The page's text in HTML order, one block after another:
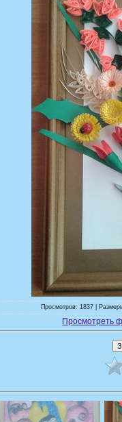
Просмотров: 1837 |
Просмотреть